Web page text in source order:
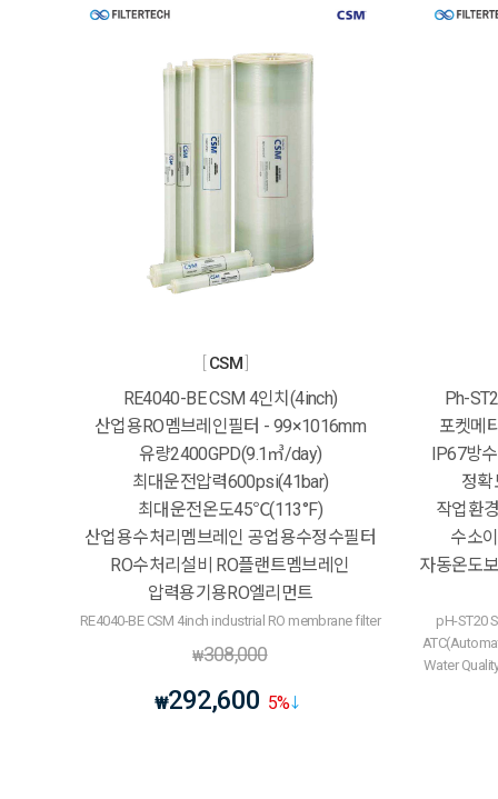
CSM
RE4040-BE CSM 4인치(4inch)
산업용RO멤브레인필터 - 99×1016mm
유량2400GPD(9.1㎥/day)
최대운전압력600psi(41bar)
최대운전온도45℃(113°F)
산업용수처리멤브레인 공업용수정수필터
RO수처리설비 RO플랜트멤브레인
압력용기용RO엘리먼트
RE4040-BE CSM 4inch industrial RO membrane filter
₩308,000
₩292,600 5%
Ph-
포켓메
IP67방
정
작업환
수소
자동온도
pH-ST20
Water